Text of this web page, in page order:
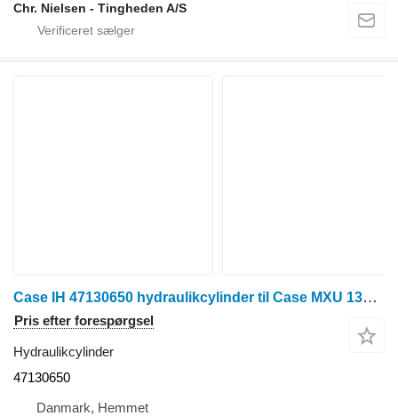
Chr. Nielsen - Tingheden A/S
Case IH 47130650 hydraulikcylinder til Case MXU 135 traktor på hjul
Pris efter forespørgsel
Hydraulikcylinder
47130650
Danmark, Hemmet